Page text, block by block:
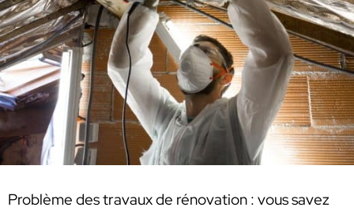
Problème des travaux de rénovation : vous savez